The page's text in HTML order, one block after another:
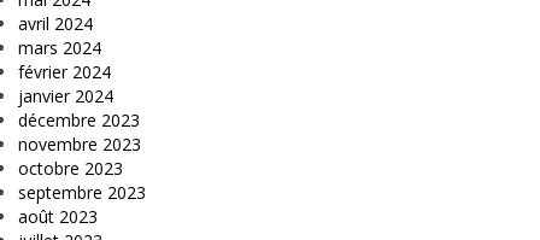
avril 2024
mars 2024
février 2024
janvier 2024
décembre 2023
novembre 2023
octobre 2023
septembre 2023
août 2023